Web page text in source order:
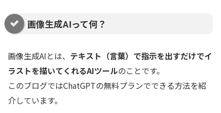
画像生成AIって何？
画像生成AIとは、 テキスト（言葉）で指示を出すだけでイ
ラストを描いてくれるAIツールのことです。
このブログではChatGPTの無料プランでできる方法を紹
介しています。